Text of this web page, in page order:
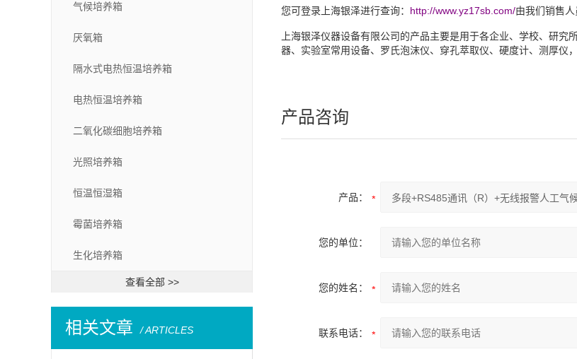
气候培养箱
厌氧箱
隔水式电热恒温培养箱
电热恒温培养箱
二氧化碳细胞培养箱
光照培养箱
恒温恒湿箱
霉菌培养箱
生化培养箱
查看全部 >>
相关文章 / ARTICLES
您可登录上海银泽进行查询： http://www.yz17sb.com/由我们销售人
上海银泽仪器设备有限公司的产品主要是用于各企业、学校、研
器、实验室常用设备、罗氏泡沫仪、穿孔萃取仪、硬度计、测厚仪，
产品咨询
产品：
您的单位：
您的姓名：
联系电话：